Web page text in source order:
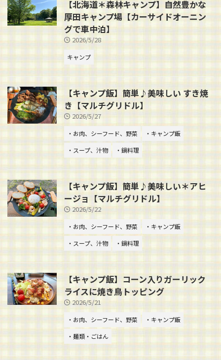
【北海道＊森林キャンプ】自然豊かな
厚田キャンプ場【カーサイドオーニン
グで車中泊】
2026/5/28
キャンプ
【キャンプ飯】簡単♪美味しい すき焼
き【マルチグリドル】
2026/5/27
・お肉、シーフード、野菜
・キャンプ飯
・スープ、汁物
・鍋料理
【キャンプ飯】簡単♪美味しい＊アヒ
ージョ【マルチグリドル】
2026/5/22
・お肉、シーフード、野菜
・キャンプ飯
・スープ、汁物
・鍋料理
【キャンプ飯】コーン入りガーリック
ライスに焼き鳥トッピング
2026/5/21
・お肉、シーフード、野菜
・キャンプ飯
・麺類・ごはん